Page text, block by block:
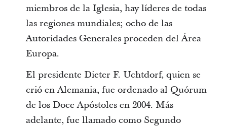
miembros de la Iglesia, hay líderes de todas
las regiones mundiales; ocho de las
Autoridades Generales proceden del Área
Europa.
El presidente Dieter F. Uchtdorf, quien se
crió en Alemania, fue ordenado al Quórum
de los Doce Apóstoles en 2004. Más
adelante, fue llamado como Segundo